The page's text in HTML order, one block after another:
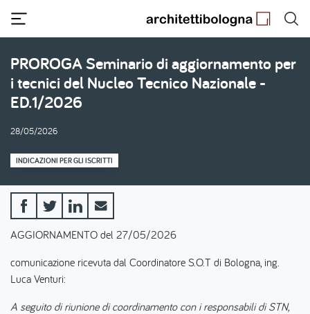
contenuto
principale
PROROGA Seminario di aggiornamento per
i tecnici del Nucleo Tecnico Nazionale -
ED.1/2026
28/05/2026
INDICAZIONI PER GLI ISCRITTI
AGGIORNAMENTO del 27/05/2026
comunicazione ricevuta dal Coordinatore S.O.T di Bologna, ing.
Luca Venturi:
A seguito di riunione di coordinamento con i responsabili di STN,